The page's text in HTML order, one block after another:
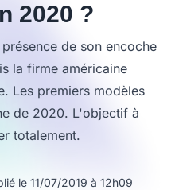
2020 ?
de son encoche
la firme américaine
Les premiers modèles
de 2020. L'objectif à
totalement.
le 11/07/2019 à 12h09